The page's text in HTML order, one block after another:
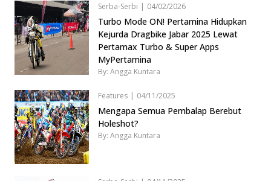
Serba-Serbi | 04/02/2026
Turbo Mode ON! Pertamina Hidupkan
Kejurda Dragbike Jabar 2025 Lewat
Pertamax Turbo & Super Apps
MyPertamina
By: Angga Kuntara
Features | 04/11/2025
Mengapa Semua Pembalap Berebut
Holeshot?
By: Angga Kuntara